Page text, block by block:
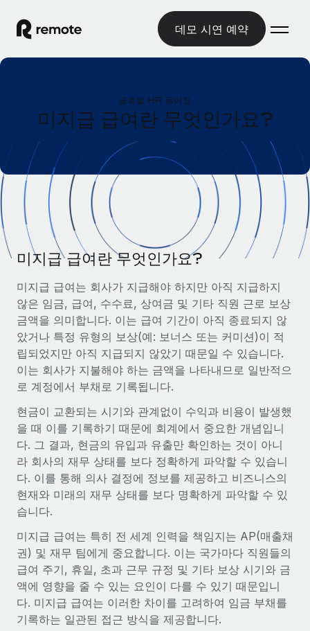
데모 시연 예약
글로벌 고용
글로벌 급여
규정을 준수하며 급여 지급을 손쉽게 처리
기록상 고용주(EOR)
법인 설립 비용 없이 전 세계로 사업을 확장
기록상 계약자
계약자 관리
전 세계 계약자의 온보딩 및 관리
PEO
복잡한 고용 업무를 아웃소싱
인프라
Remote 통합
HR을 워크플로에 매끄럽게 통합
플랫폼
팀을 위한 통합된 핵심 HR 기능
연결
MCP를 사용하여 모든 AI 도구를 Remote에 연결 가능
통합
핵심 비즈니스 도구로 프로세스를 간소화
서비스
글로벌 서비스 제공
국가별 정보
국가별 글로벌 채용 지원 알아보기
미국 주별 정보
미국 모든 주 전역에서 채용 업무를 간소화
Remote와 다른 솔루션 비교
다른 업체들과 비교해보기
성장 단계
스타트업
성장하는 기업을 위한 민첩한 글로벌 HR 및 급여 솔루션
중견기업
맞춤형 HR 솔루션으로 팀 확장
엔터프라이즈
대기업을 위한 글로벌 HR
전략적 기술 파트너
플랫폼에 글로벌 HR을 유연하게 통합
파트너 되기
Remote와의 파트너십 기회 탐색
리소스
도구 및 계산기
오분류 리스크 평가 도구
국가별 직원 오분류 리스크 확인
국가별 총 인건비 계산
계약자 지급 계산기
글로벌 계약직을 위한 통화 옵션과 지급 소요 시간 확인
REMOTE와 함께 배우기
리서치 및 가이드
사례 연구
HR 용어집
체크리스트 및 템플릿
직무 설명 라이브러리
웨비나
이벤트
뉴스룸
한국어
English
Nederlands
Français
Deutsch
Español
Italiano
Português (Portugal)
日本語
한국어
中文（简体）
로그인
글로벌 HR 용어집
미지급 급여란 무엇인가요?
미지급 급여란 무엇인가요?
미지급 급여는 회사가 지급해야 하지만 아직 지급하지
않은 임금, 급여, 수수료, 상여금 및 기타 직원 근로 보상
금액을 의미합니다. 이는 급여 기간이 아직 종료되지 않
았거나 특정 유형의 보상(예: 보너스 또는 커미션)이 적
립되었지만 아직 지급되지 않았기 때문일 수 있습니다.
이는 회사가 지불해야 하는 금액을 나타내므로 일반적으
로 계정에서 부채로 기록됩니다.
현금이 교환되는 시기와 관계없이 수익과 비용이 발생했
을 때 이를 기록하기 때문에 회계에서 중요한 개념입니
다. 그 결과, 현금의 유입과 유출만 확인하는 것이 아니
라 회사의 재무 상태를 보다 정확하게 파악할 수 있습니
다. 이를 통해 의사 결정에 정보를 제공하고 비즈니스의
현재와 미래의 재무 상태를 보다 명확하게 파악할 수 있
습니다.
미지급 급여는 특히 전 세계 인력을 책임지는 AP(매출채
권) 및 재무 팀에게 중요합니다. 이는 국가마다 직원들의
급여 주기, 휴일, 초과 근무 규정 및 기타 보상 시기와 금
액에 영향을 줄 수 있는 요인이 다를 수 있기 때문입니
다. 미지급 급여는 이러한 차이를 고려하여 임금 부채를
기록하는 일관된 접근 방식을 제공합니다.